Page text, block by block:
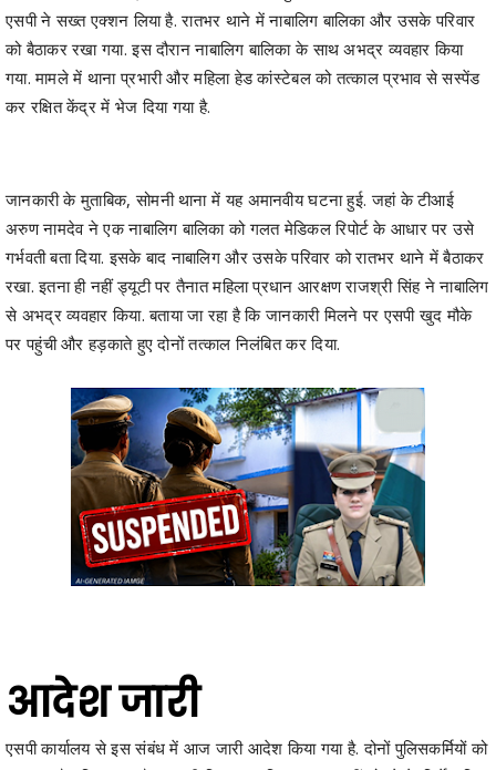
गया. मामले में थाना प्रभारी और महिला हेड कांस्टेबल को तत्काल प्रभाव से सस्पेंड
कर रक्षित केंद्र में भेज दिया गया है.
गर्भवती बता दिया. इसके बाद नाबालिग और उसके परिवार को रातभर थाने में बैठाकर
रखा. इतना ही नहीं ड्यूटी पर तैनात महिला प्रधान आरक्षण राजश्री सिंह ने नाबालिग
से अभद्र व्यवहार किया. बताया जा रहा है कि जानकारी मिलने पर एसपी खुद मौके
पर पहुंची और हड़काते हुए दोनों तत्काल निलंबित कर दिया.
एसपी कार्यालय से इस संबंध में आज जारी आदेश किया गया है. दोनों पुलिसकर्मियों को
लाइन अटैच किया गया है. साथ ही बिना अनुमति मुख्यालय नहीं छोड़ने के निर्देश दिए
गए हैं. निलंबन अवधि में जीवन निर्वाह भत्ता की पात्रता रहेगी.